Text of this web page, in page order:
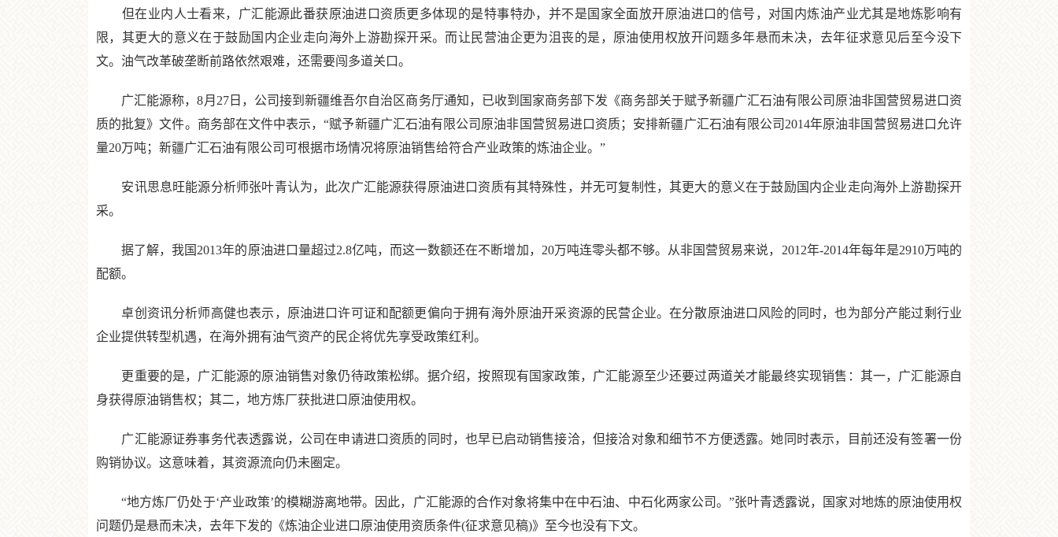
但在业内人士看来，广汇能源此番获原油进口资质更多体现的是特事特办，并不是国家全面放开原油进口的信号，对国内炼油产业尤其是地炼影响有
限，其更大的意义在于鼓励国内企业走向海外上游勘探开采。而让民营油企更为沮丧的是，原油使用权放开问题多年悬而未决，去年征求意见后至今没下
文。油气改革破垄断前路依然艰难，还需要闯多道关口。
广汇能源称，8月27日，公司接到新疆维吾尔自治区商务厅通知，已收到国家商务部下发《商务部关于赋予新疆广汇石油有限公司原油非国营贸易进口资
质的批复》文件。商务部在文件中表示，“赋予新疆广汇石油有限公司原油非国营贸易进口资质；安排新疆广汇石油有限公司2014年原油非国营贸易进口允许
量20万吨；新疆广汇石油有限公司可根据市场情况将原油销售给符合产业政策的炼油企业。”
安讯思息旺能源分析师张叶青认为，此次广汇能源获得原油进口资质有其特殊性，并无可复制性，其更大的意义在于鼓励国内企业走向海外上游勘探开
采。
据了解，我国2013年的原油进口量超过2.8亿吨，而这一数额还在不断增加，20万吨连零头都不够。从非国营贸易来说，2012年-2014年每年是2910万吨的
配额。
卓创资讯分析师高健也表示，原油进口许可证和配额更偏向于拥有海外原油开采资源的民营企业。在分散原油进口风险的同时，也为部分产能过剩行业
企业提供转型机遇，在海外拥有油气资产的民企将优先享受政策红利。
更重要的是，广汇能源的原油销售对象仍待政策松绑。据介绍，按照现有国家政策，广汇能源至少还要过两道关才能最终实现销售：其一，广汇能源自
身获得原油销售权；其二，地方炼厂获批进口原油使用权。
广汇能源证券事务代表透露说，公司在申请进口资质的同时，也早已启动销售接洽，但接洽对象和细节不方便透露。她同时表示，目前还没有签署一份
购销协议。这意味着，其资源流向仍未圈定。
“地方炼厂仍处于‘产业政策’的模糊游离地带。因此，广汇能源的合作对象将集中在中石油、中石化两家公司。”张叶青透露说，国家对地炼的原油使用权
问题仍是悬而未决，去年下发的《炼油企业进口原油使用资质条件(征求意见稿)》至今也没有下文。